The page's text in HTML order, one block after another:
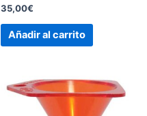
35,00€
Añadir al carrito